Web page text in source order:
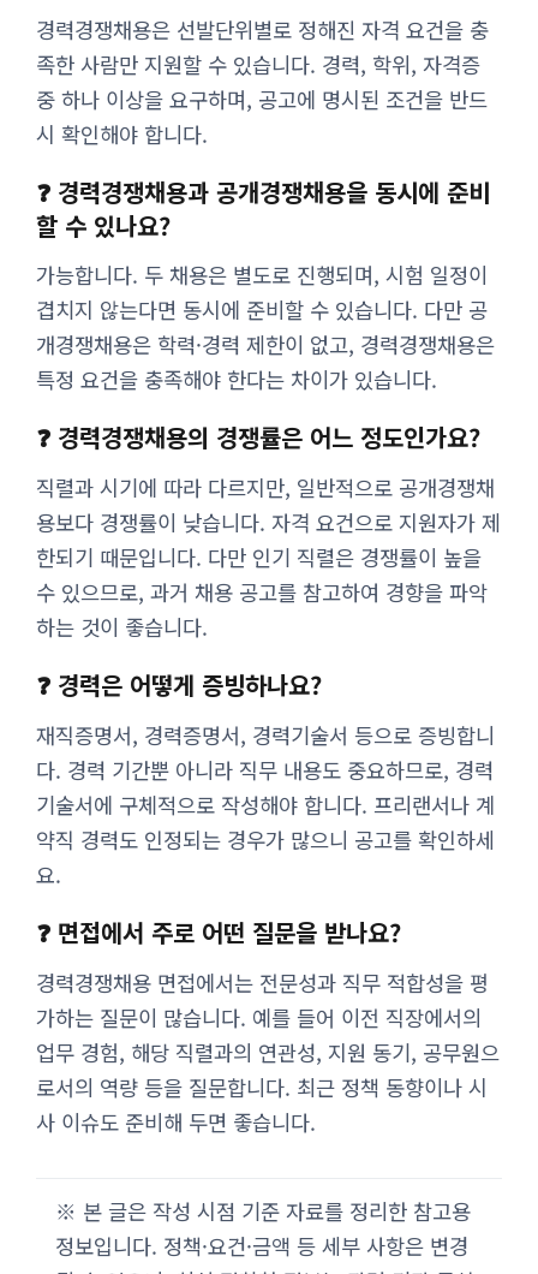
경력경쟁채용은 선발단위별로 정해진 자격 요건을 충
족한 사람만 지원할 수 있습니다. 경력, 학위, 자격증
중 하나 이상을 요구하며, 공고에 명시된 조건을 반드
시 확인해야 합니다.
❓ 경력경쟁채용과 공개경쟁채용을 동시에 준비
할 수 있나요?
가능합니다. 두 채용은 별도로 진행되며, 시험 일정이
겹치지 않는다면 동시에 준비할 수 있습니다. 다만 공
개경쟁채용은 학력·경력 제한이 없고, 경력경쟁채용은
특정 요건을 충족해야 한다는 차이가 있습니다.
❓ 경력경쟁채용의 경쟁률은 어느 정도인가요?
직렬과 시기에 따라 다르지만, 일반적으로 공개경쟁채
용보다 경쟁률이 낮습니다. 자격 요건으로 지원자가 제
한되기 때문입니다. 다만 인기 직렬은 경쟁률이 높을
수 있으므로, 과거 채용 공고를 참고하여 경향을 파악
하는 것이 좋습니다.
❓ 경력은 어떻게 증빙하나요?
재직증명서, 경력증명서, 경력기술서 등으로 증빙합니
다. 경력 기간뿐 아니라 직무 내용도 중요하므로, 경력
기술서에 구체적으로 작성해야 합니다. 프리랜서나 계
약직 경력도 인정되는 경우가 많으니 공고를 확인하세
요.
❓ 면접에서 주로 어떤 질문을 받나요?
경력경쟁채용 면접에서는 전문성과 직무 적합성을 평
가하는 질문이 많습니다. 예를 들어 이전 직장에서의
업무 경험, 해당 직렬과의 연관성, 지원 동기, 공무원으
로서의 역량 등을 질문합니다. 최근 정책 동향이나 시
사 이슈도 준비해 두면 좋습니다.
※ 본 글은 작성 시점 기준 자료를 정리한 참고용
정보입니다. 정책·요건·금액 등 세부 사항은 변경